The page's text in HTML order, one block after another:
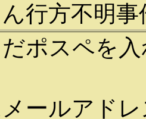
行方不明事
ポスペを
ールアド